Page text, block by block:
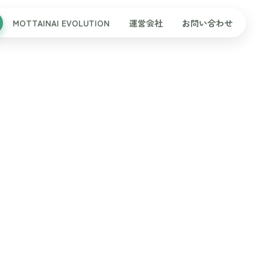
MOTTAINAI EVOLUTION 運営会社 お問い合わせ